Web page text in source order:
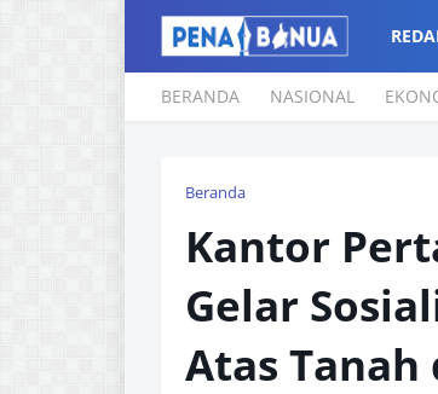
BERANDA NASIONAL
Beranda
Kantor
Gelar
Atas Tanah